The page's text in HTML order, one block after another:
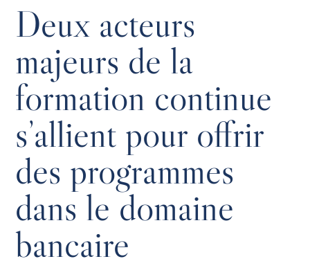
Deux acteurs
majeurs de la
formation continue
s’allient pour offrir
des programmes
dans le domaine
bancaire